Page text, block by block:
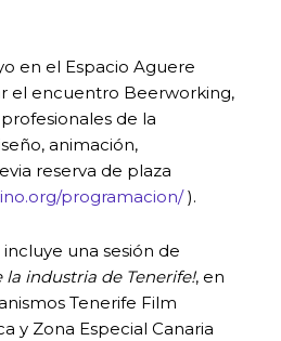
en el Espacio Aguere
el encuentro Beerworking,
de la
animación,
reserva de plaza
programacion/).
una sesión de
la industria de Tenerife!, en
Tenerife Film
y Zona Especial Canaria